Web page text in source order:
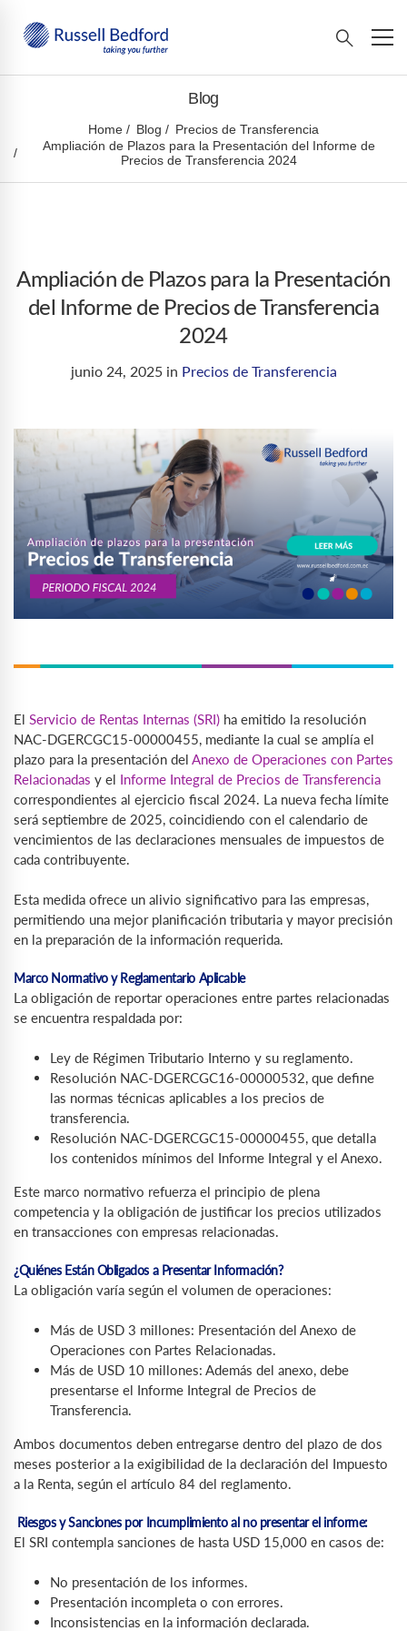
Blog
Home Blog
Precios de Transferencia
Ampliación de Plazos para la Presentación del Informe de
Precios de Transferencia 2024
Ampliación de Plazos para la Presentación
del Informe de Precios de Transferencia
2024
junio 24, 2025in Precios de Transferencia
El Servicio de Rentas Internas (SRI) ha emitido la resolución
NAC-DGERCGC15-00000455, mediante la cual se amplía el
plazo para la presentación del Anexo de Operaciones con Partes
Relacionadas y el Informe Integral de Precios de Transferencia
correspondientes al ejercicio fiscal 2024. La nueva fecha límite
será septiembre de 2025, coincidiendo con el calendario de
vencimientos de las declaraciones mensuales de impuestos de
cada contribuyente.
Esta medida ofrece un alivio significativo para las empresas,
permitiendo una mejor planificación tributaria y mayor precisión
en la preparación de la información requerida.
Marco Normativo y Reglamentario Aplicable
La obligación de reportar operaciones entre partes relacionadas
se encuentra respaldada por:
Ley de Régimen Tributario Interno y su reglamento.
Resolución NAC-DGERCGC16-00000532, que define
las normas técnicas aplicables a los precios de
transferencia.
Resolución NAC-DGERCGC15-00000455, que detalla
los contenidos mínimos del Informe Integral y el Anexo.
Este marco normativo refuerza el principio de plena
competencia y la obligación de justificar los precios utilizados
en transacciones con empresas relacionadas.
¿Quiénes Están Obligados a Presentar Información?
La obligación varía según el volumen de operaciones:
Más de USD 3 millones: Presentación del Anexo de
Operaciones con Partes Relacionadas.
Más de USD 10 millones: Además del anexo, debe
presentarse el Informe Integral de Precios de
Transferencia.
Ambos documentos deben entregarse dentro del plazo de dos
meses posterior a la exigibilidad de la declaración del Impuesto
a la Renta, según el artículo 84 del reglamento.
Riesgos y Sanciones por Incumplimiento al no presentar el informe:
El SRI contempla sanciones de hasta USD 15,000 en casos de:
No presentación de los informes.
Presentación incompleta o con errores.
Inconsistencias en la información declarada.